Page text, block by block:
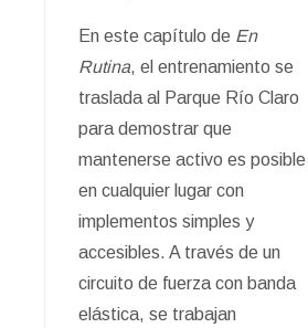
En este capítulo de En
Rutina, el entrenamiento se
traslada al Parque Río Claro
para demostrar que
mantenerse activo es posible
en cualquier lugar con
implementos simples y
accesibles. A través de un
circuito de fuerza con banda
elástica, se trabajan